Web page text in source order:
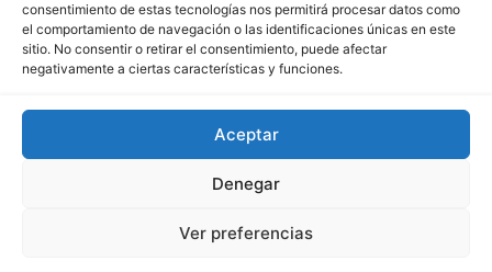
consentimiento de estas tecnologías nos permitirá procesar datos como
el comportamiento de navegación o las identificaciones únicas en este
sitio. No consentir o retirar el consentimiento, puede afectar
negativamente a ciertas características y funciones.
Aceptar
Denegar
Ver preferencias